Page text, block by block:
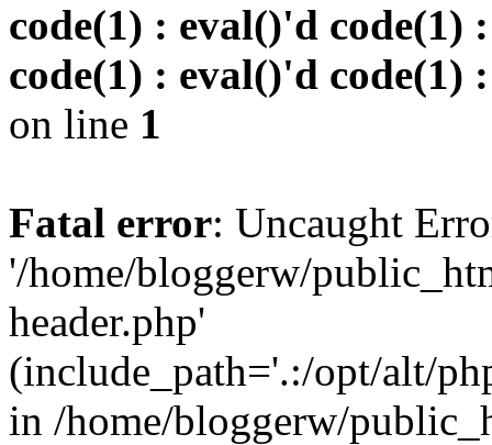
code(1) : eval()'d code(1)
code(1) : eval()'d code(1)
on line 1
Fatal error: Uncaught
'/home/bloggerw/
header.php'
(include_path='.:/opt/alt/
in /home/bloggerw/